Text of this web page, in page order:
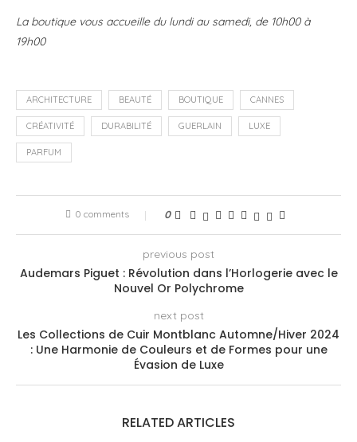
La boutique vous accueille du lundi au samedi, de 10h00 à
19h00
ARCHITECTURE BEAUTÉ BOUTIQUE CANNES
CRÉATIVITÉ DURABILITÉ GUERLAIN LUXE
PARFUM
0 comments 0
previous post
Audemars Piguet : Révolution dans l’Horlogerie avec le
Nouvel Or Polychrome
next post
Les Collections de Cuir Montblanc Automne/Hiver 2024
: Une Harmonie de Couleurs et de Formes pour une
Évasion de Luxe
RELATED ARTICLES